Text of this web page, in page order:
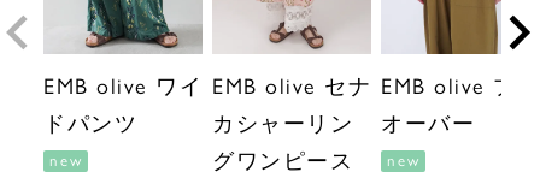
EMB olive ワイ
ドパンツ
new
EMB olive セナ
カシャーリン
グワンピース
EMB olive プル
オーバー
new